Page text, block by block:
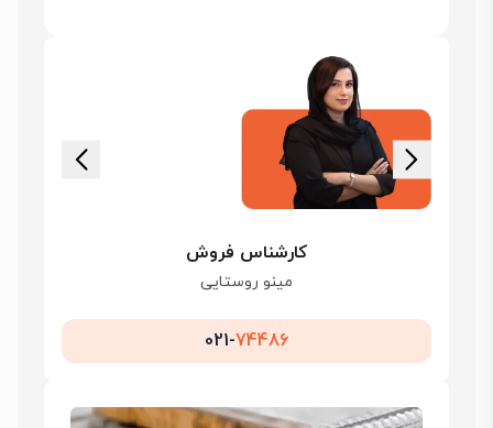
کارشناس فروش
مینو روستایی
021-74486